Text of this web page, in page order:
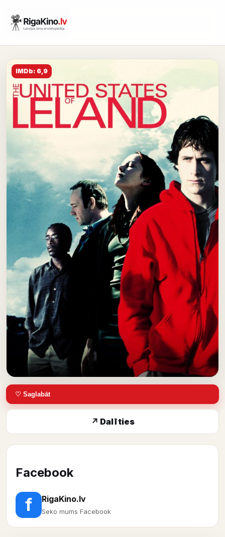
IMDb: 6,9
♡ Saglabāt
↗ Dalīties
Facebook
f RigaKino.lv
Seko mums Facebook